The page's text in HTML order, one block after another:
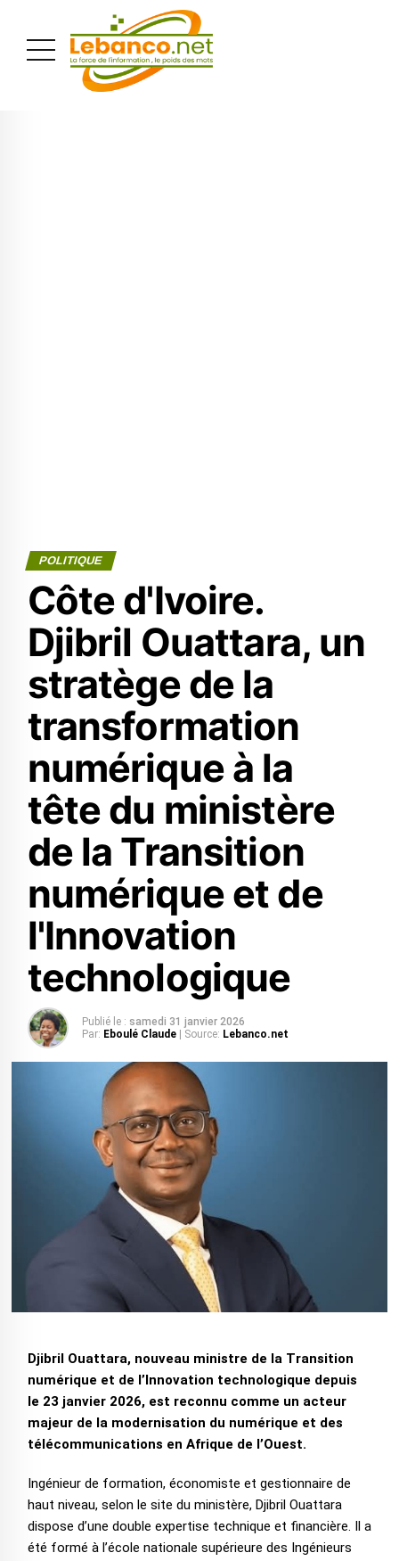
POLITIQUE
Côte d'Ivoire.
Djibril Ouattara, un
stratège de la
transformation
numérique à la
tête du ministère
de la Transition
numérique et de
l'Innovation
technologique
Publié le : samedi 31 janvier 2026
Par: Eboulé Claude | Source: Lebanco.net
Djibril Ouattara, nouveau ministre de la Transition
numérique et de l’Innovation technologique depuis
le 23 janvier 2026, est reconnu comme un acteur
majeur de la modernisation du numérique et des
télécommunications en Afrique de l’Ouest.
‎Ingénieur de formation, économiste et gestionnaire de
haut niveau, selon le site du ministère, Djibril Ouattara
dispose d’une double expertise technique et financière. Il a
été formé à l’école nationale supérieure des Ingénieurs